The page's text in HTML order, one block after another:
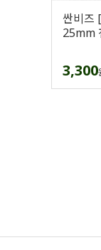
싼비즈
25mm
3,300